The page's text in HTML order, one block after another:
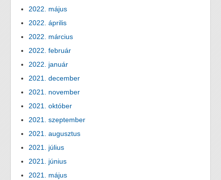
2022. május
2022. április
2022. március
2022. február
2022. január
2021. december
2021. november
2021. október
2021. szeptember
2021. augusztus
2021. július
2021. június
2021. május